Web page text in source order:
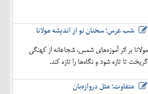
شب عرس؛ سخنان نو از اندیشه مولانا
مولانا بر اثر آموزه‌های شمس، شجاعانه از کهنگی
گریخت تا تازه شود و نگاه‌ها را تازه کند.
متفاوت؛ مثل دروازه‌بان